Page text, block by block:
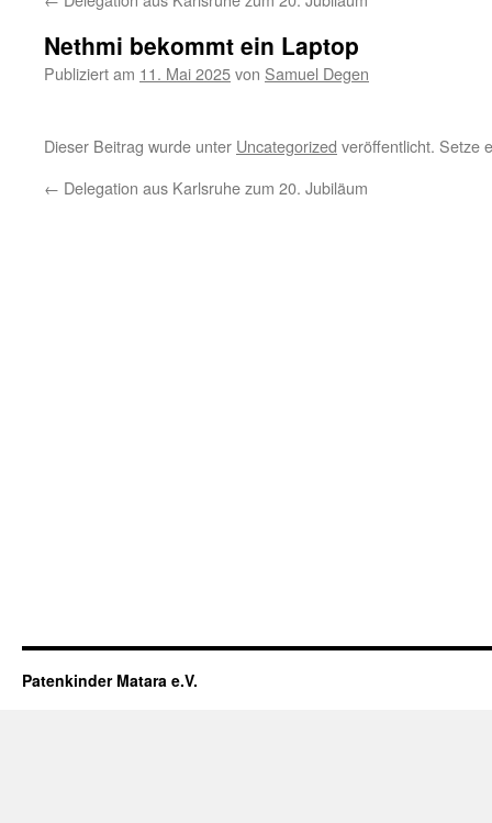
Nethmi bekommt ein Laptop
Publiziert am 11. Mai 2025von Samuel Degen
Dieser Beitrag wurde unter Uncategorized veröffentlicht. Setze
← Delegation aus Karlsruhe zum 20. Jubiläum
Patenkinder Matara e.V.